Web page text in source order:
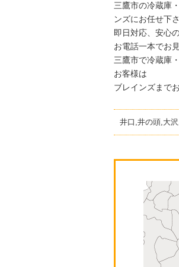
三鷹市の冷蔵庫
ンズにお任せ下さ
即日対応、安心
お電話一本でお
三鷹市で冷蔵庫
お客様は
ブレインズまで
井口,井の頭,大